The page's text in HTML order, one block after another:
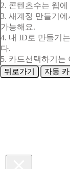
2. 콘텐츠수는 웹
3. 새계정 만들기
가능해요.
4. 내 ID로 만들기
다.
5. 카드선택하기는
뒤로가기 자동